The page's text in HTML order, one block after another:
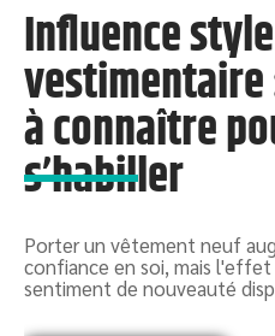
Influence style
vestimentaire
à connaître
s’habiller
Porter un vêtement neuf
confiance en soi, mais
sentiment de nouveauté